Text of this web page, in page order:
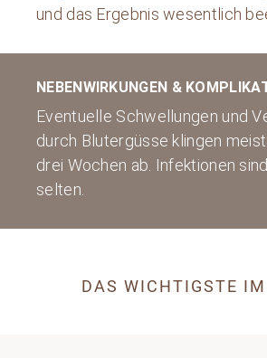
und das Ergebnis wesentlich
NEBENWIRKUNGEN &
Eventuelle Schwellungen und
durch Blutergüsse klingen
drei Wochen ab. Infektionen
selten.
DAS WICHTIGSTE